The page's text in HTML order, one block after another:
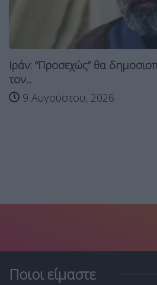
Ιράν: “Προσεχώς” θα
τον...
9 Αυγούστου, 2026
Ποιοι είμαστε